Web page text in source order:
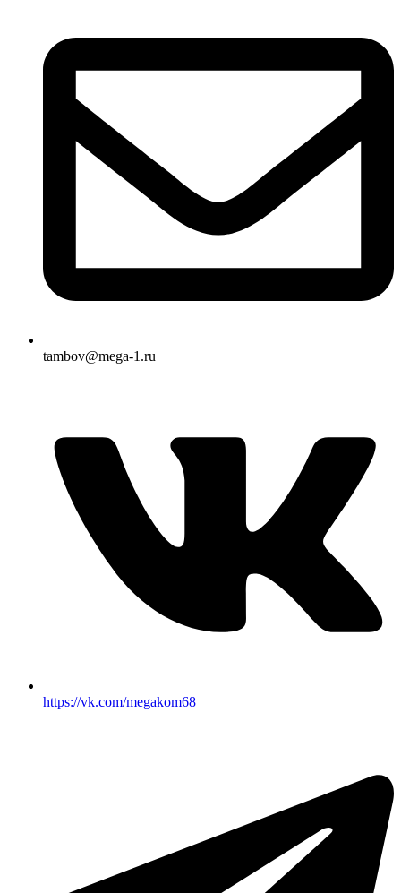
tambov@mega-1.ru
https://vk.com/megakom68